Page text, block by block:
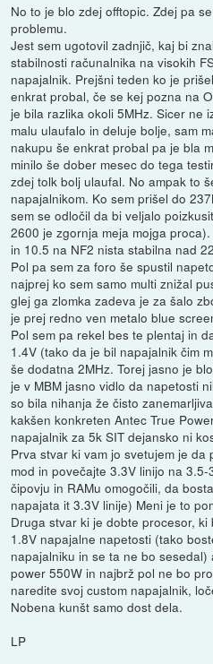
No to je blo zdej offtopic. Zdej pa
problemu.
Jest sem ugotovil zadnjič, kaj bi
stabilnosti računalnika na visokih
napajalnik. Prejšni teden ko je
enkrat probal, če se kej pozna na
je bila razlika okoli 5MHz. Sicer ne
malu ulaufalo in deluje bolje, sam
nakupu še enkrat probal pa je bla
minilo še dober mesec do tega
zdej tolk bolj ulaufal. No ampak to
napajalnikom. Ko sem prišel do
sem se odločil da bi veljalo
2600 je zgornja meja mojga
in 10.5 na NF2 nista stabilna nad
Pol pa sem za foro še spustil
najprej ko sem samo multi znižal
glej ga zlomka zadeva je za šalo
je prej redno ven metalo blue
Pol sem pa rekel bes te plentaj in
1.4V (tako da je bil napajalnik čim
še dodatna 2MHz. Torej jasno je
je v MBM jasno vidlo da napetosti
so bila nihanja že čisto
kakšen konkreten Antec True
napajalnik za 5k SIT dejansko ni
Prva stvar ki vam jo svetujem je
mod in povečajte 3.3V linijo na
čipovju in RAMu omogočili, da
napajata it 3.3V linije) Meni je to
Druga stvar ki je dobte procesor,
1.8V napajalne napetosti (tako
napajalniku in se ta ne bo
power 550W in najbrž pol ne bo
naredite svoj custom napajalnik,
Nobena kunšt samo dost dela.
LP